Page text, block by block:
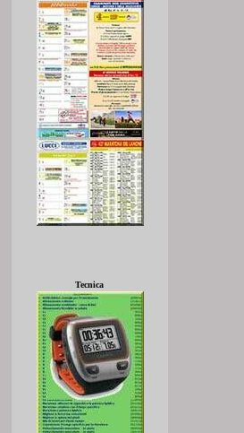
Tecnica